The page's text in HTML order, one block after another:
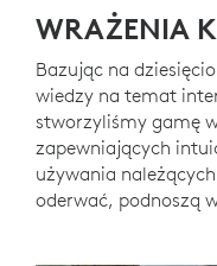
WRAŻENIA
Bazując na
wiedzy na temat
stworzyliśmy gamę
zapewniających
używania
oderwać, podnoszą